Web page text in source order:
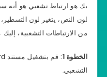
بك هو ارتباط تشعبي هو أنه
لون النص، يتغير لون التسطير،
من الارتباطات التشعبية، إليك
الخطوة 1
التشعبي.